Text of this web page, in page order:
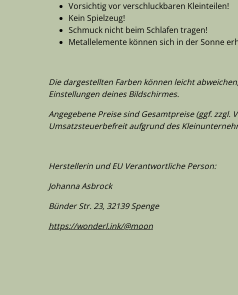
Vorsichtig vor verschluckbaren Kleinteilen!
Kein Spielzeug!
Schmuck nicht beim Schlafen tragen!
Metallelemente können sich in der Sonne
Die dargestellten Farben können leicht
Einstellungen deines Bildschirmes.
Angegebene Preise sind Gesamtpreise (ggf. zzgl.
Umsatzsteuerbefreit aufgrund des
Herstellerin und EU Verantwortliche Person:
Johanna Asbrock
Bünder Str. 23, 32139 Spenge
https://wonderl.ink/@moon